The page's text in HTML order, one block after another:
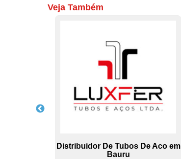
Veja Também
Distribuidor De Tubos De Aco em
Bauru